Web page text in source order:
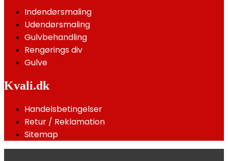
Indendørsmaling
Udendørsmaling
Gulvbehandling
Rengørings div
Gulve
Kvali.dk
Handelsbetingelser
Retur / Reklamation
Sitemap